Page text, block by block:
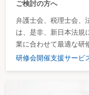
ご検討の方へ
弁護士会、税理士会、
は、是非、新日本法規
業に合わせて最適な研
研修会開催支援サービ